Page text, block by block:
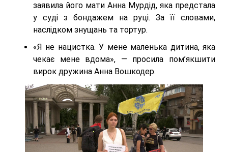
заявила його мати Анна Мурдід, яка предстала
у суді з бондажем на руці. За її словами,
наслідком знущань та тортур.
«Я не нацистка. У мене маленька дитина, яка
чекає мене вдома», — просила пом’якшити
вирок дружина Анна Вошкодер.